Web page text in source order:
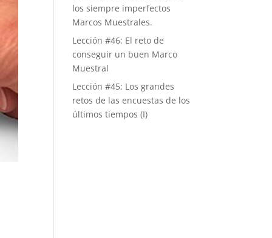
los siempre imperfectos
Marcos Muestrales.
Lección #46: El reto de
conseguir un buen Marco
Muestral
Lección #45: Los grandes
retos de las encuestas de los
últimos tiempos (I)